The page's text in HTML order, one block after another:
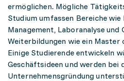
ermöglichen. Mögliche
Studium umfassen Bereiche
Management, Laboranalyse
Weiterbildungen wie ein Master
Einige Studierende entwickeln
Geschäftsideen und werden bei
Unternehmensgründung